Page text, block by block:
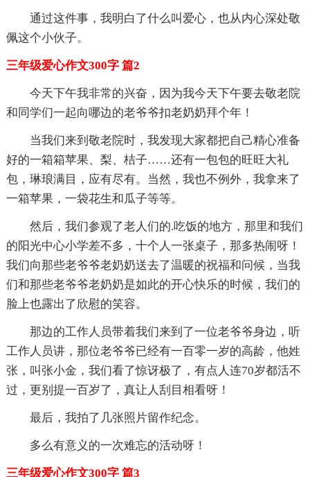
通过这件事，我明白了什么叫爱心，也从内心深处敬
佩这个小伙子。
三年级爱心作文300字 篇2
今天下午我非常的兴奋，因为我今天下午要去敬老院
和同学们一起向哪边的老爷爷扣老奶奶拜个年！
当我们来到敬老院时，我发现大家都把自己精心准备
好的一箱箱苹果、梨、桔子……还有一包包的旺旺大礼
包，琳琅满目，应有尽有。当然，我也不例外，我拿来了
一箱苹果，一袋花生和瓜子等等。
然后，我们参观了老人们的.吃饭的地方，那里和我们
的阳光中心小学差不多，十个人一张桌子，那多热闹呀！
我们向那些老爷爷老奶奶送去了温暖的祝福和问候，当我
们和那些老爷爷老奶奶是如此的开心快乐的时候，我们的
脸上也露出了欣慰的笑容。
那边的工作人员带着我们来到了一位老爷爷身边，听
工作人员讲，那位老爷爷已经有一百零一岁的高龄，他姓
张，叫张小金，我们看了惊讶极了，有点人连70岁都活不
过，更别提一百岁了，真让人刮目相看呀！
最后，我拍了几张照片留作纪念。
多么有意义的一次难忘的活动呀！
三年级爱心作文300字 篇3